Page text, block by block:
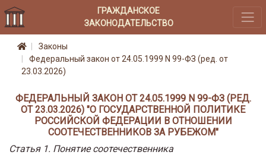
ГРАЖДАНСКОЕ
ЗАКОНОДАТЕЛЬСТВО
Законы
Федеральный закон от 24.05.1999 N 99-ФЗ (ред. от
23.03.2026)
ФЕДЕРАЛЬНЫЙ ЗАКОН ОТ 24.05.1999 N 99-ФЗ (РЕД.
ОТ 23.03.2026) "О ГОСУДАРСТВЕННОЙ ПОЛИТИКЕ
РОССИЙСКОЙ ФЕДЕРАЦИИ В ОТНОШЕНИИ
СООТЕЧЕСТВЕННИКОВ ЗА РУБЕЖОМ"
Статья 1. Понятие соотечественника